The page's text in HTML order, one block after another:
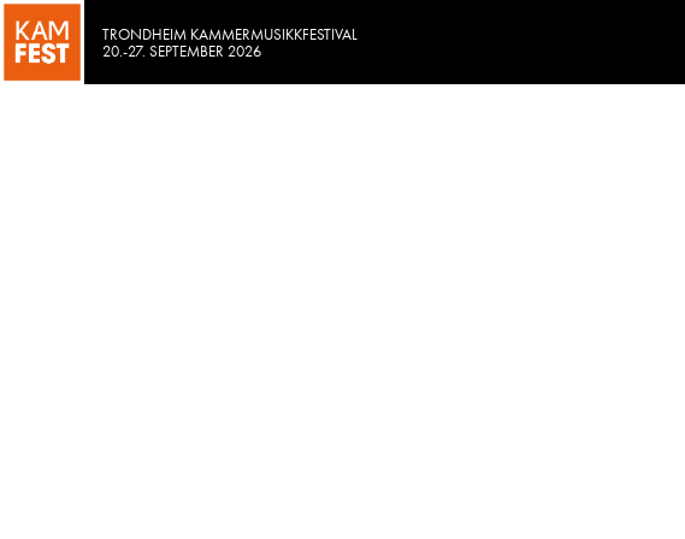
TRONDHEIM KAMMERMUSIKKFESTIVAL
20.-27. SEPTEMBER 2026